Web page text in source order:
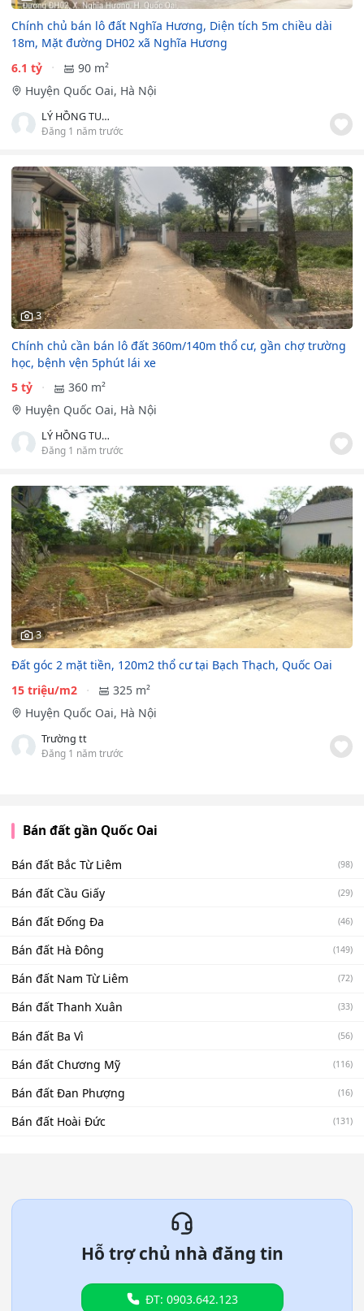
Chính chủ bán lô đất Nghĩa Hương, Diện tích 5m chiều dài
18m, Mặt đường DH02 xã Nghĩa Hương
6.1 tỷ
90 m²
Huyện Quốc Oai, Hà Nội
LÝ HỒNG TUẤN
Đăng 1 năm trước
3
Chính chủ cần bán lô đất 360m/140m thổ cư, gần chợ trường
học, bệnh vện 5phút lái xe
5 tỷ
360 m²
Huyện Quốc Oai, Hà Nội
LÝ HỒNG TUẤN
Đăng 1 năm trước
3
Đất góc 2 mặt tiền, 120m2 thổ cư tại Bạch Thạch, Quốc Oai
15 triệu/m2
325 m²
Huyện Quốc Oai, Hà Nội
Trường tt
Đăng 1 năm trước
Bán đất gần Quốc Oai
Bán đất Bắc Từ Liêm (98)
Bán đất Cầu Giấy (29)
Bán đất Đống Đa (46)
Bán đất Hà Đông (149)
Bán đất Nam Từ Liêm (72)
Bán đất Thanh Xuân (33)
Bán đất Ba Vì (56)
Bán đất Chương Mỹ (116)
Bán đất Đan Phượng (16)
Bán đất Hoài Đức (131)
Hỗ trợ chủ nhà đăng tin
ĐT: 0903.642.123